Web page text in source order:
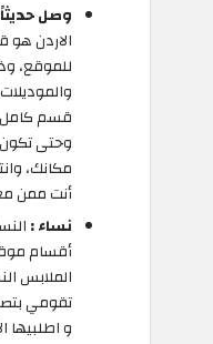
وصل
الاردن هو
للموقع،
قسم كامل
وحتى
مكانك،
أنت ممن
نساء :
أقسام
الملابس
تقومي
و اطلبيها